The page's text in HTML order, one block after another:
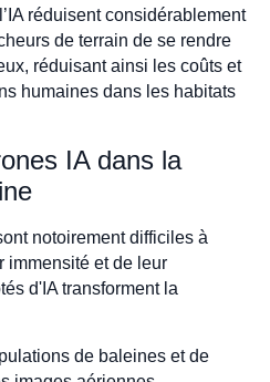
réduisent considérablement
de terrain de se rendre
réduisant ainsi les coûts et
humaines dans les habitats
IA dans la
notoirement difficiles à
immensité et de leur
d'IA transforment la
de baleines et de